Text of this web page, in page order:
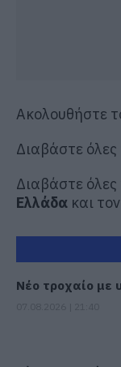
Ακολουθήστε
Διαβάστε όλες
Διαβάστε όλες
Ελλάδα και τον
Νέο τροχαίο με